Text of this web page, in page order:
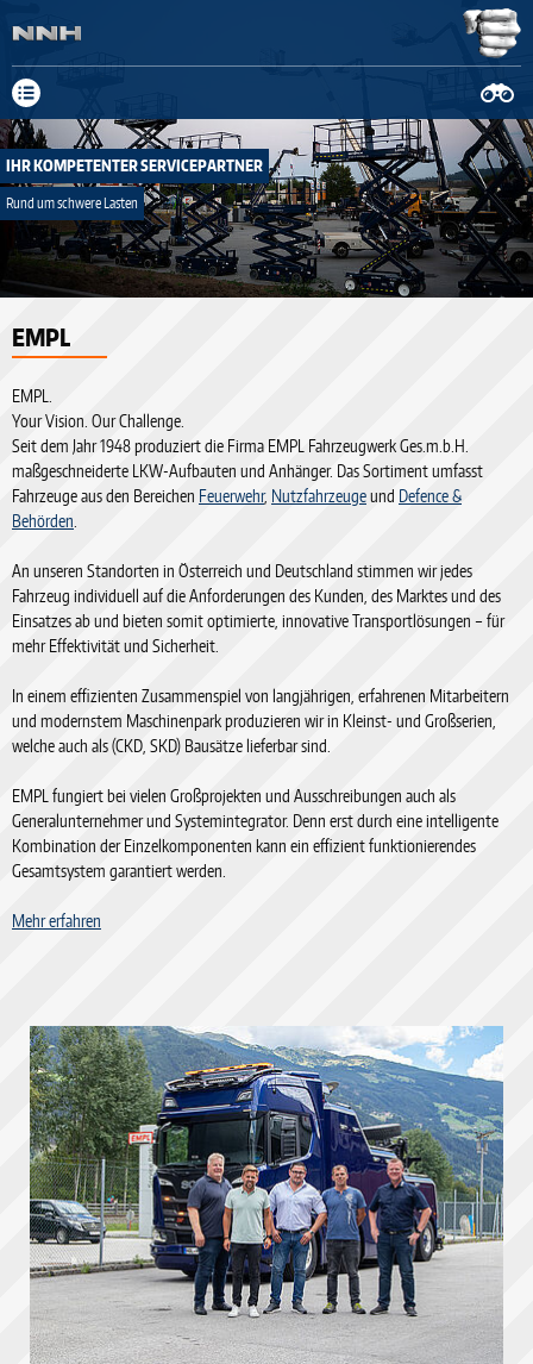
next
IHR KOMPETENTER SERVICEPARTNER
Rund um schwere Lasten
EMPL
EMPL.
Your Vision. Our Challenge.
Seit dem Jahr 1948 produziert die Firma EMPL Fahrzeugwerk Ges.m.b.H.
maßgeschneiderte LKW-Aufbauten und Anhänger. Das Sortiment umfasst
Fahrzeuge aus den Bereichen Feuerwehr, Nutzfahrzeugeund Defence &
Behörden
An unseren Standorten in Österreich und Deutschland stimmen wir jedes
Fahrzeug individuell auf die Anforderungen des Kunden, des Marktes und des
Einsatzes ab und bieten somit optimierte, innovative Transportlösungen – für
mehr Effektivität und Sicherheit.
In einem effizienten Zusammenspiel von langjährigen, erfahrenen Mitarbeitern
und modernstem Maschinenpark produzieren wir in Kleinst- und Großserien,
welche auch als (CKD, SKD) Bausätze lieferbar sind.
EMPL fungiert bei vielen Großprojekten und Ausschreibungen auch als
Generalunternehmer und Systemintegrator. Denn erst durch eine intelligente
Kombination der Einzelkomponenten kann ein effizient funktionierendes
Gesamtsystem garantiert werden.
Mehr erfahren
mehr Infos